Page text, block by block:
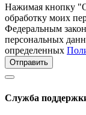
Нажимая кнопку
обработку моих
Федеральным
персональных
определенных
Отправить
Служба